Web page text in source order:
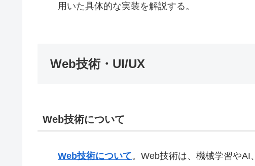
用いた具体的な実装を解説する。
Web技術・UI/UX
Web技術について
Web技術について。 Web技術は、機械学習やAI